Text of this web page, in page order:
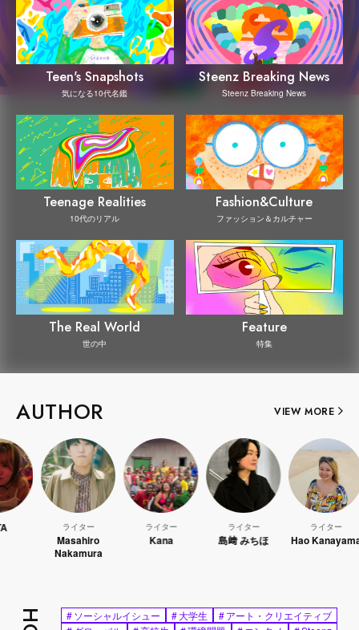
Teen's Snapshots
気になる10代名鑑
Steenz Breaking News
Steenz Breaking News
Teenage Realities
10代のリアル
Fashion&Culture
ファッション＆カルチャー
The Real World
世の中
Feature
特集
AUTHOR VIEW MORE
Masahiro
Nakamura
島﨑 みちほ Hao Kanayama
#ソーシャルイシュー #大学生 #アート・クリエイティブ